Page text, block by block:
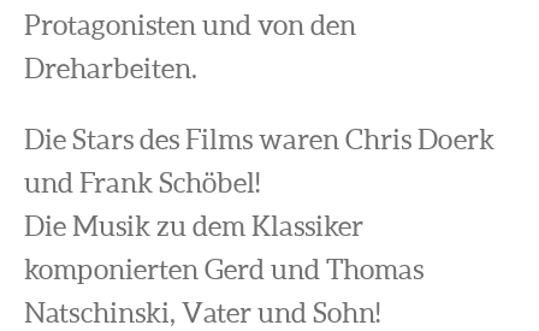
Protagonisten und von den
Dreharbeiten.
Die Stars des Films waren Chris Doerk
und Frank Schöbel!
Die Musik zu dem Klassiker
komponierten Gerd und Thomas
Natschinski, Vater und Sohn!